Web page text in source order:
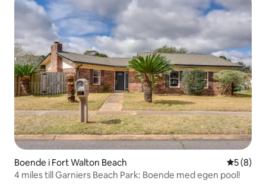
Boende i Fort Walton Beach 5 av 5 i
5 (8)
4 miles till Garniers Beach Park: Boende med egen pool!